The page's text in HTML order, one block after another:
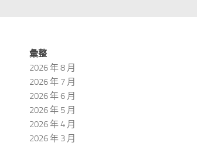
彙整
2026 年 8 月
2026 年 7 月
2026 年 6 月
2026 年 5 月
2026 年 4 月
2026 年 3 月